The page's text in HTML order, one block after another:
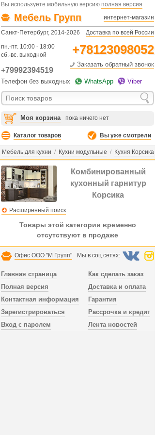
Вы используете мобильную версию полная версия
Мебель Групп интернет-магазин
Санкт-Петербург, 2014-2026 Доставка по всей России
пн.-пт. 10:00 - 18:00
сб.-вс. выходной
+78123098052
+79992394519
Заказать обратный звонок
Телефон без выходных WhatsApp Viber
Моя корзина пока ничего нет
Каталог товаров Вы уже смотрели
Мебель для кухни / Кухни модульные / Кухня Корсика
Комбинированный
кухонный гарнитур
Корсика
Расширенный поиск
Товары этой категории временно
отсутствуют в продаже
Офис ООО "М Групп" Мы в соц.сетях:
Главная страница
Полная версия
Контактная информация
Зарегистрироваться
Вход с паролем
Как сделать заказ
Доставка и оплата
Гарантия
Рассрочка и кредит
Лента новостей